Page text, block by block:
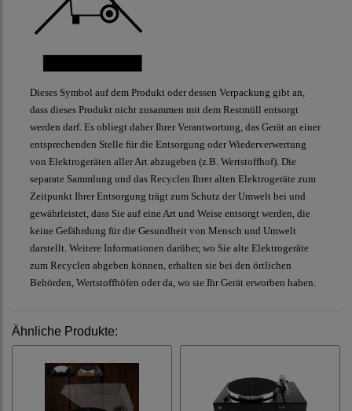
Dieses Symbol auf dem Produkt oder dessen Verpackung gibt an,
dass dieses Produkt nicht zusammen mit dem Restmüll entsorgt
werden darf. Es obliegt daher Ihrer Verantwortung, das Gerät an einer
entsprechenden Stelle für die Entsorgung oder Wiederverwertung
von Elektrogeräten aller Art abzugeben (z.B. Wertstoffhof). Die
separate Sammlung und das Recyclen Ihrer alten Elektrogeräte zum
Zeitpunkt Ihrer Entsorgung trägt zum Schutz der Umwelt bei und
gewährleistet, dass Sie auf eine Art und Weise entsorgt werden, die
keine Gefährdung für die Gesundheit von Mensch und Umwelt
darstellt. Weitere Informationen darüber, wo Sie alte Elektrogeräte
zum Recyclen abgeben können, erhalten sie bei den örtlichen
Behörden, Wertstoffhöfen oder da, wo sie Ihr Gerät erworben haben.
Ähnliche Produkte: